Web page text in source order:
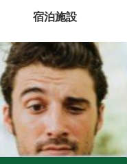
宿泊施設